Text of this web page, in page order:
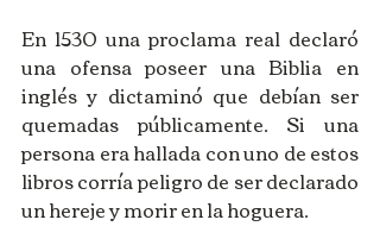
En 1530 una proclama real declaró
una ofensa poseer una Biblia en
inglés y dictaminó que debían ser
quemadas públicamente. Si una
persona era hallada con uno de estos
libros corría peligro de ser declarado
un hereje y morir en la hoguera.